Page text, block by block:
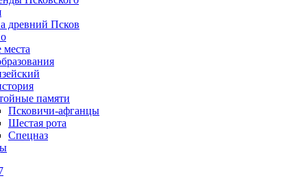
древний Псков
памяти
Псковичи-афганцы
Шестая рота
Спецназ